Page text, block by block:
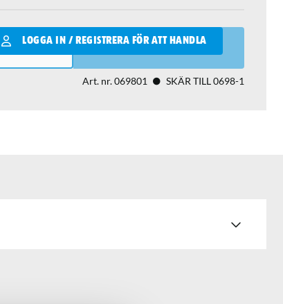
LOGGA IN / REGISTRERA FÖR ATT HANDLA
LÄGG I VARUKORGEN
Art. nr.069801 SKÄR TILL 0698-1